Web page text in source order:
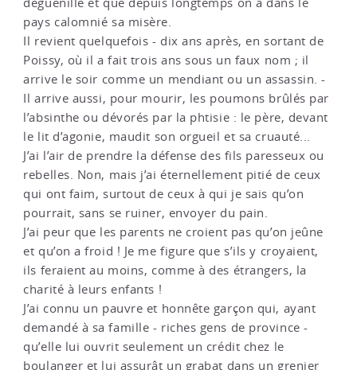
pays calomnié sa misère.
Il revient quelquefois - dix ans après, en sortant de
Poissy, où il a fait trois ans sous un faux nom ; il
arrive le soir comme un mendiant ou un assassin. -
Il arrive aussi, pour mourir, les poumons brûlés par
l’absinthe ou dévorés par la phtisie : le père, devant
le lit d’agonie, maudit son orgueil et sa cruauté...
J’ai l’air de prendre la défense des fils paresseux ou
rebelles. Non, mais j’ai éternellement pitié de ceux
qui ont faim, surtout de ceux à qui je sais qu’on
pourrait, sans se ruiner, envoyer du pain.
J’ai peur que les parents ne croient pas qu’on jeûne
et qu’on a froid ! Je me figure que s’ils y croyaient,
ils feraient au moins, comme à des étrangers, la
charité à leurs enfants !
J’ai connu un pauvre et honnête garçon qui, ayant
demandé à sa famille - riches gens de province -
qu’elle lui ouvrit seulement un crédit chez le
boulanger et lui assurât un grabat dans un grenier